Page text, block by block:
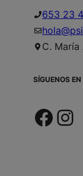
653 23
C. María
SÍGUENOS EN